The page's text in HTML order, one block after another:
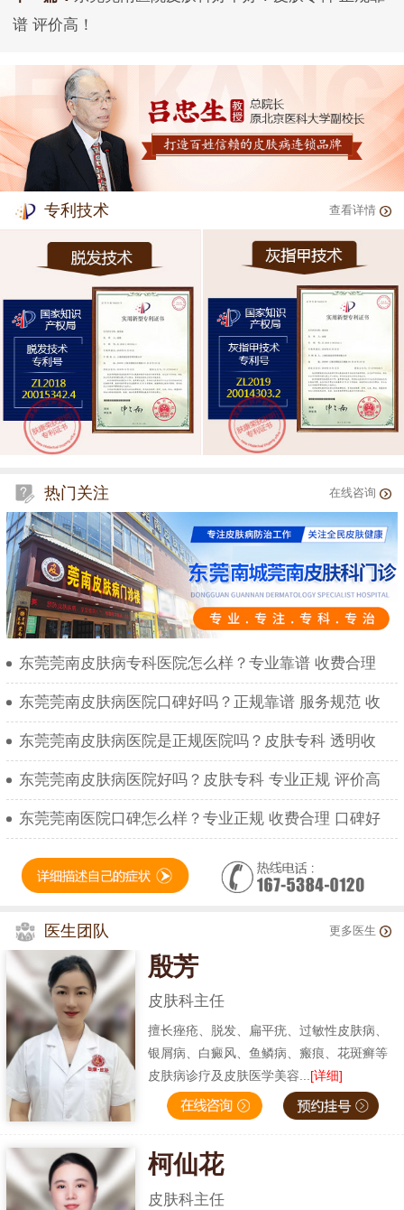
谱 评价高！
专利技术 查看详情
热门关注 在线咨询
东莞莞南皮肤病专科医院怎么样？专业靠谱 收费合理
东莞莞南皮肤病医院口碑好吗？正规靠谱 服务规范 收
东莞莞南皮肤病医院是正规医院吗？皮肤专科 透明收
东莞莞南皮肤病医院好吗？皮肤专科 专业正规 评价高
东莞莞南医院口碑怎么样？专业正规 收费合理 口碑好
医生团队 更多医生
殷芳
皮肤科主任
擅长痤疮、脱发、扁平疣、过敏性皮肤病、
银屑病、白癜风、鱼鳞病、瘢痕、花斑癣等
皮肤病诊疗及皮肤医学美容... [详细]
柯仙花
皮肤科主任